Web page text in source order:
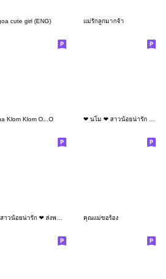
cute girl (ENG) แม่รักลูกมากจ้า
Klom Klom O...O ❤ นโม ❤ สาวน้อยน่ารัก สายบุญ (Mini)
คุณแม่ขอร้อง